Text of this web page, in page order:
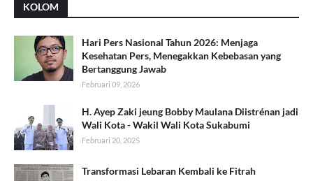
KOLOM
Hari Pers Nasional Tahun 2026: Menjaga
Kesehatan Pers, Menegakkan Kebebasan yang
Bertanggung Jawab
Februari 09, 2026
H. Ayep Zaki jeung Bobby Maulana Diistrénan jadi
Wali Kota - Wakil Wali Kota Sukabumi
Februari 20, 2025
Transformasi Lebaran Kembali ke Fitrah